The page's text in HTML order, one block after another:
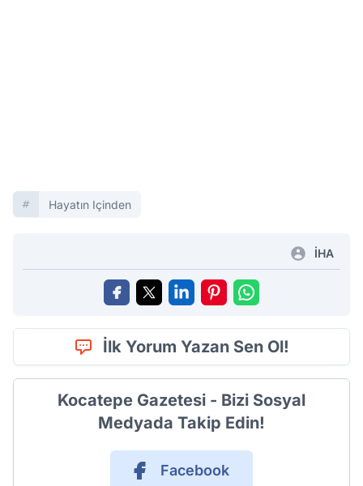
Hayatın Içinden
İHA
İlk Yorum Yazan Sen Ol!
Kocatepe Gazetesi - Bizi Sosyal
Medyada Takip Edin!
Facebook